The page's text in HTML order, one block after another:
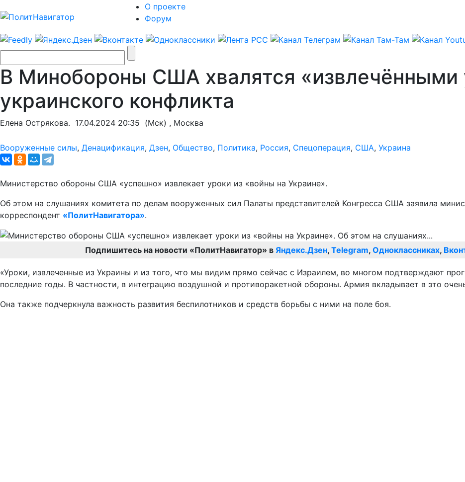
О проекте
Форум
В Минобороны США хвалятся «извлечёнными
украинского конфликта
Елена Острякова. 17.04.2024 20:35 (Мск) , Москва
Вооруженные силы, Денацификация, Дзен, Общество, Политика, Россия, Спецоперация, США, Украина
Министерство обороны США «успешно» извлекает уроки из «войны на Украине».
Об этом на слушаниях комитета по делам вооруженных сил Палаты представителей Конгресса США заявила
корреспондент «ПолитНавигатора».
Подпишитесь на новости «ПолитНавигатор» в Яндекс.Дзен, Telegram, Одноклассниках,
«Уроки, извлеченные из Украины и из того, что мы видим прямо сейчас с Израилем, во многом подтверждают
последние годы. В частности, в интеграцию воздушной и противоракетной обороны. Армия вкладывает в это
Она также подчеркнула важность развития беспилотников и средств борьбы с ними на поле боя.